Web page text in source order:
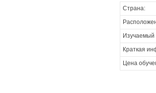
Страна:
Изучаемый
Краткая
Цена